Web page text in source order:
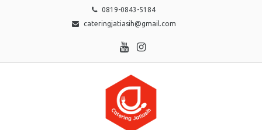
0819-0843-5184
cateringjatiasih@gmail.com